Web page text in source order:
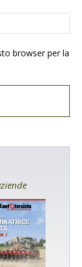
browser per la